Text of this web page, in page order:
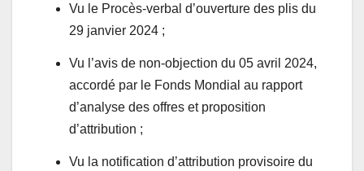
Vu le Procès-verbal d’ouverture des plis du
29 janvier 2024 ;
Vu l’avis de non-objection du 05 avril 2024,
accordé par le Fonds Mondial au rapport
d’analyse des offres et proposition
d’attribution ;
Vu la notification d’attribution provisoire du